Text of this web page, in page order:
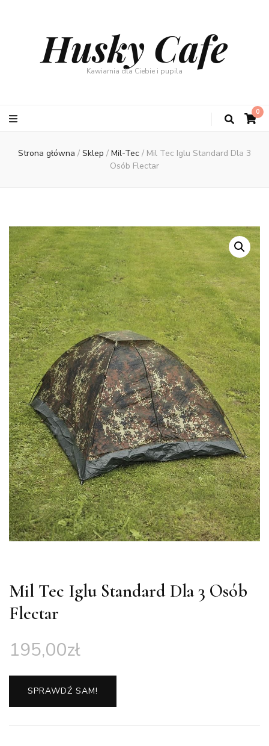
Husky Cafe
Kawiarnia dla Ciebie i pupila
0
Strona główna / Sklep / Mil-Tec / Mil Tec Iglu Standard Dla 3
Osób Flectar
Mil Tec Iglu Standard Dla 3 Osób
Flectar
195,00zł
SPRAWDŹ SAM!